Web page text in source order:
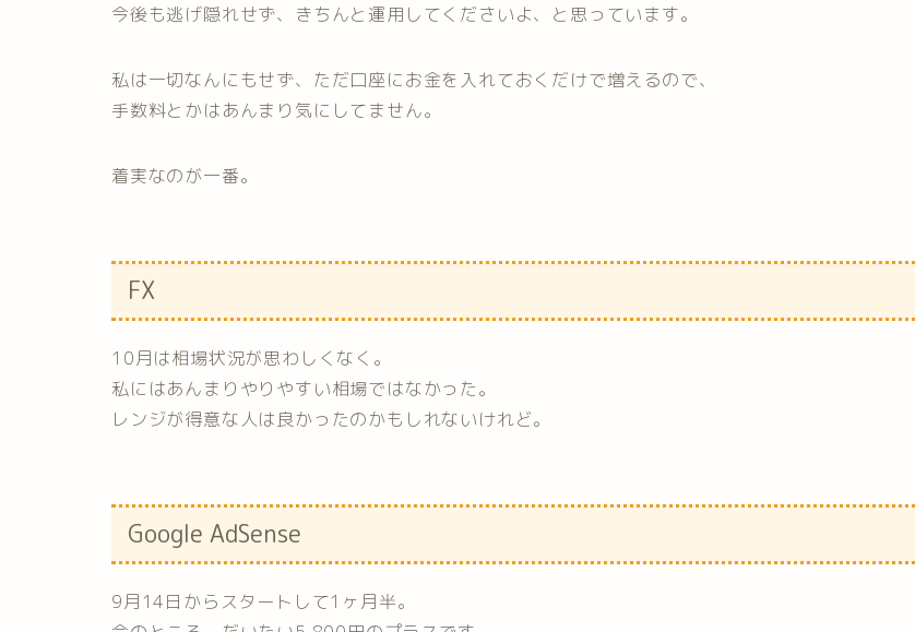
今後も逃げ隠れせず、きちんと運用してくださいよ、と思っています。
私は一切なんにもせず、ただ口座にお金を入れておくだけで増えるので、
手数料とかはあんまり気にしてません。
着実なのが一番。
FX
10月は相場状況が思わしくなく。
私にはあんまりやりやすい相場ではなかった。
レンジが得意な人は良かったのかもしれないけれど。
Google AdSense
9月14日からスタートして1ヶ月半。